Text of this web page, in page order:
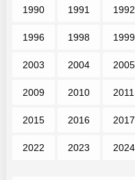
1990 1991 1992
1996 1998 1999
2003 2004 2005
2009 2010 2011
2015 2016 2017
2022 2023 2024